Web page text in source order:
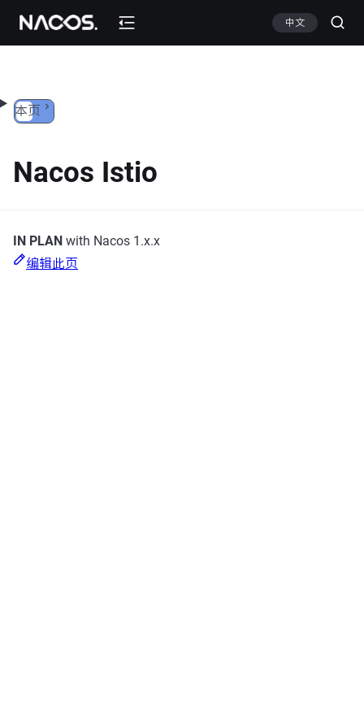
跳转到内容 中文
本页
Nacos Istio
IN PLAN with Nacos 1.x.x
编辑此页